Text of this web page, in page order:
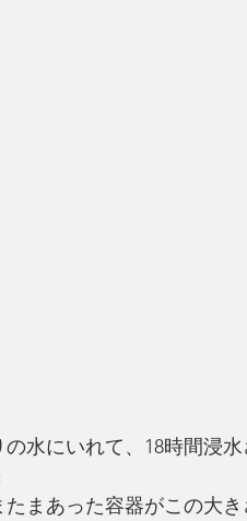
水にいれて、18時間浸水
たまあった容器がこの大